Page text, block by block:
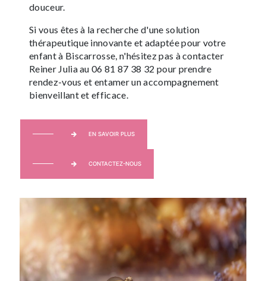
douceur.
Si vous êtes à la recherche d'une solution
thérapeutique innovante et adaptée pour votre
enfant à Biscarrosse, n'hésitez pas à contacter
Reiner Julia au 06 81 87 38 32 pour prendre
rendez-vous et entamer un accompagnement
bienveillant et efficace.
EN SAVOIR PLUS
CONTACTEZ-NOUS